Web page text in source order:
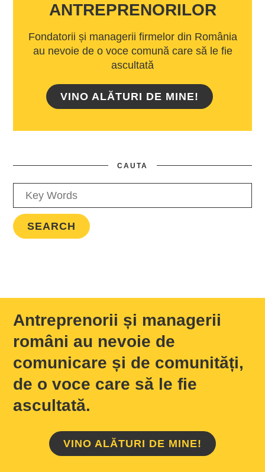
ANTREPRENORILOR
Fondatorii și managerii firmelor din România
au nevoie de o voce comună care să le fie
ascultată
VINO ALĂTURI DE MINE!
CAUTA
Antreprenorii și managerii
români au nevoie de
comunicare și de comunități,
de o voce care să le fie
ascultată.
VINO ALĂTURI DE MINE!